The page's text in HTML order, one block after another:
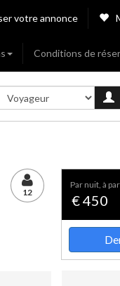
votre annonce
Conditions de
12
par nuit, à
€ 450